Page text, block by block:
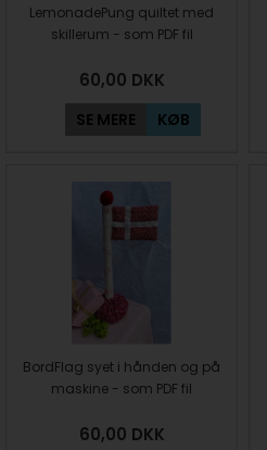
LemonadePung quiltet med
skillerum - som PDF fil
60,00 DKK
SE MERE KØB
BordFlag syet i hånden og på
maskine - som PDF fil
60,00 DKK